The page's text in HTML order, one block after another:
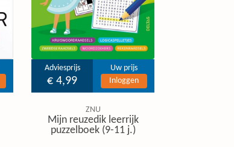
Adviesprijs
€ 4,99
Uw prijs
Inloggen
ZNU
Mijn reuzedik leerrijk
puzzelboek (9-11 j.)